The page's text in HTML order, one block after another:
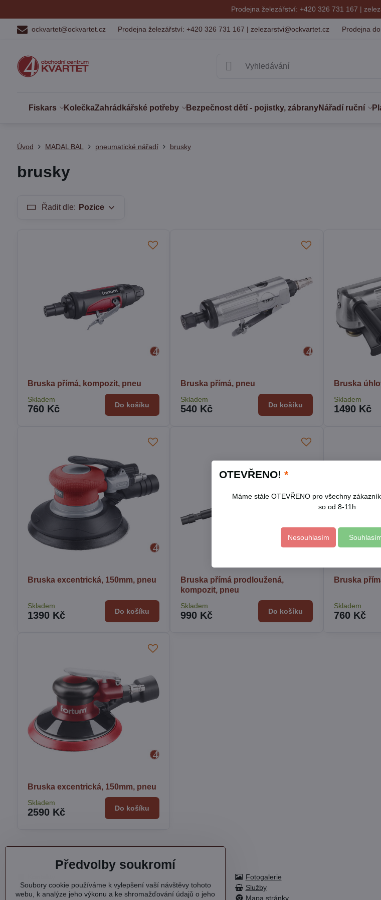
Prodejna železářství: +420 326 731 167 |
ockvartet@ockvartet.cz Prodejna železářství: +420 326 731 167 | zelezarstvi@ockvartet.cz Prodejna
Fiskars KolečkaZahrádkářské potřeby Bezpečnost dětí - pojistky, zábranyNářadí ruční
Úvod MADAL BAL pneumatické nářadí brusky
brusky
Řadit dle: Pozice
Bruska přímá, kompozit, pneu
Skladem
760 Kč Do košíku
Bruska přímá, pneu
Skladem
540 Kč Do košíku
Bruska
Skladem
1490 Kč
Bruska excentrická, 150mm, pneu
Skladem
1390 Kč Do košíku
Bruska přímá prodloužená,
kompozit, pneu
Skladem
990 Kč Do košíku
Bruska
Skladem
760 Kč
Bruska excentrická, 150mm, pneu
Skladem
2590 Kč Do košíku
Otevírací doba
Profil
Fotogalerie
Služby
Mapa stránky
Předvolby soukromí
Soubory cookie používáme k vylepšení vaší návštěvy tohoto
webu, k analýze jeho výkonu a ke shromažďování údajů o jeho
OTEVŘENO! *
Máme stále OTEVŘENO pro všechny
so od 8-11h
Nesouhlasím